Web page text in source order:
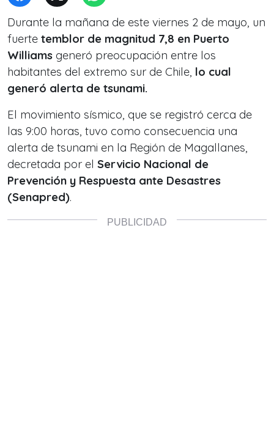
Durante la mañana de este viernes 2 de mayo, un
fuerte temblor de magnitud 7,8 en Puerto
Williams generó preocupación entre los
habitantes del extremo sur de Chile, lo cual
generó alerta de tsunami.
El movimiento sísmico, que se registró cerca de
las 9:00 horas, tuvo como consecuencia una
alerta de tsunami en la Región de Magallanes,
decretada por el Servicio Nacional de
Prevención y Respuesta ante Desastres
(Senapred).